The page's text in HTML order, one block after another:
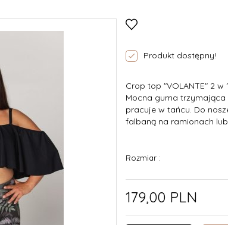
Produkt dostępny!
Crop top "VOLANTE" 2
Mocna guma trzymająca
pracuje w tańcu. Do
falbaną na ramionach
Rozmiar :
179,00 PLN